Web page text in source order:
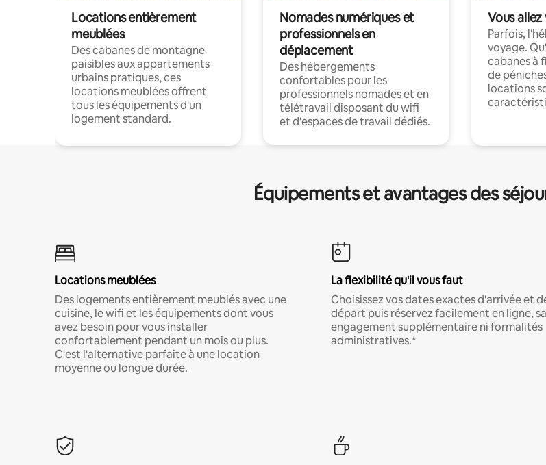
Locations entièrement
meublées
Des cabanes de montagne
paisibles aux appartements
urbains pratiques, ces
locations meublées offrent
tous les équipements d'un
logement standard.
Nomades numériques et
professionnels en
déplacement
Des hébergements
confortables pour les
professionnels nomades et en
télétravail disposant du wifi
et d'espaces de travail dédiés.
Vous
Parfois,
voyage.
cabanes à
de
locations
Équipements et avantages des
Locations meublées
Des logements entièrement meublés avec une
cuisine, le wifi et les équipements dont vous
avez besoin pour vous installer
confortablement pendant un mois ou plus.
C'est l'alternative parfaite à une location
moyenne ou longue durée.
La flexibilité qu'il vous faut
Choisissez vos dates exactes d'arrivée et
départ puis réservez facilement en ligne,
engagement supplémentaire ni formalités
administratives.*